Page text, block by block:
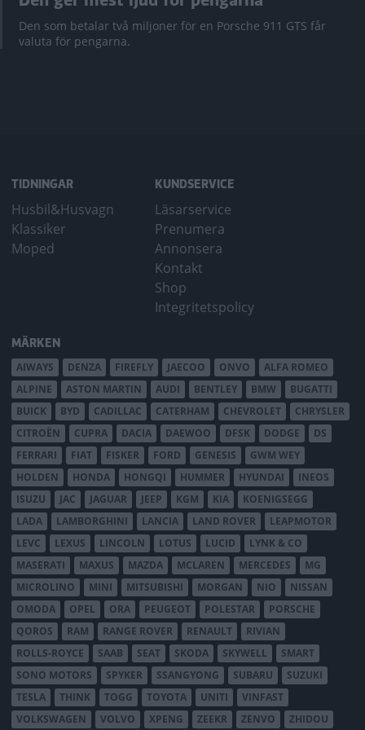
Den som betalar två miljoner för en Porsche 911 GTS får
valuta för pengarna.
TIDNINGAR
Husbil&Husvagn
Klassiker
Moped
KUNDSERVICE
Läsarservice
Prenumera
Annonsera
Kontakt
Shop
Integritetspolicy
MÄRKEN
AIWAYS DENZA FIREFLY JAECOO ONVO
ALFA ROMEO
ALPINE
ASTON MARTIN AUDI BENTLEY BMW
BUGATTI
BUICK
BYD CADILLAC CATERHAM CHEVROLET
CHRYSLER
CITROËN
CUPRA DACIA DAEWOO DFSK DODGE
DS
FERRARI
FIAT FISKER FORD GENESIS
GWM WEY
HOLDEN
HONDA HONGQI HUMMER HYUNDAI
INEOS
ISUZU
JAC JAGUAR JEEP KGM KIA
KOENIGSEGG
LADA
LAMBORGHINI LANCIA LAND ROVER
LEAPMOTOR
LEVC
LEXUS LINCOLN LOTUS LUCID
LYNK & CO
MASERATI
MAXUS MAZDA MCLAREN MERCEDES
MG
MICROLINO
MINI MITSUBISHI MORGAN NIO
NISSAN
OMODA
OPEL ORA PEUGEOT POLESTAR
PORSCHE
QOROS
RAM RANGE ROVER RENAULT
RIVIAN
ROLLS-ROYCE
SAAB SEAT SKODA SKYWELL
SMART
SONO MOTORS
SPYKER SSANGYONG SUBARU
SUZUKI
TESLA
THINK TOGG TOYOTA UNITI
VINFAST
VOLKSWAGEN
VOLVO XPENG ZEEKR ZENVO ZHIDOU